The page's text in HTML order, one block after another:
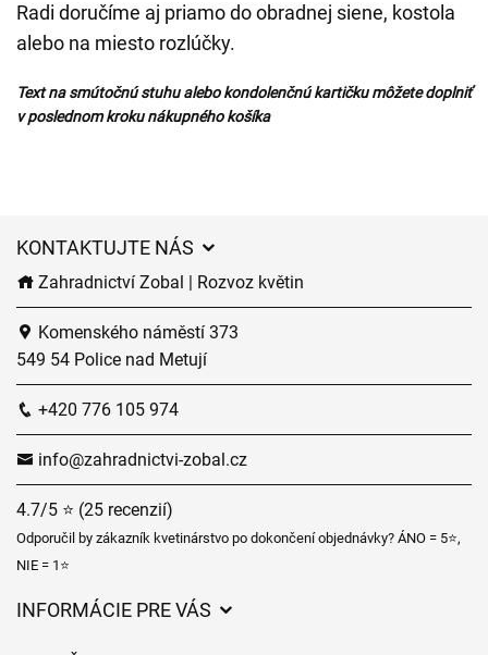
Radi doručíme aj priamo do obradnej siene, kostola
alebo na miesto rozlúčky.
Text na smútočnú stuhu alebo kondolenčnú kartičku môžete doplniť
v poslednom kroku nákupného košíka
KONTAKTUJTE NÁS
Zahradnictví Zobal | Rozvoz květin
Komenského náměstí 373
549 54 Police nad Metují
+420 776 105 974
info@zahradnictvi-zobal.cz
4.7/5 ⭐ (25 recenzií)
Odporučil by zákazník kvetinárstvo po dokončení objednávky? ÁNO = 5⭐,
NIE = 1⭐
INFORMÁCIE PRE VÁS